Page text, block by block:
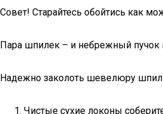
Совет! Старайтесь обойтись как
Пара шпилек – и небрежный пучок
Надежно заколоть шевелюру
Чистые сухие локоны